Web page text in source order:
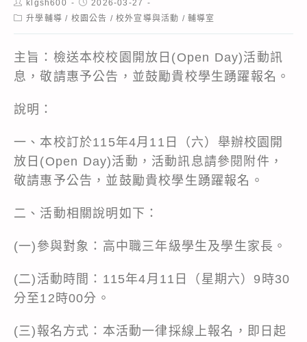
author:
klgsh600
published:
2026-03-27
Post升學輔導 / 校園公告 / 校外宣導與活動 / 輔導室
主旨：檢送本校校園開放日(Open Day)活動訊
息，敬請惠予公告，並鼓勵貴校學生踴躍報名。
說明：
一、本校訂於115年4月11日（六）舉辦校園開
放日(Open Day)活動，活動訊息請參閱附件，
敬請惠予公告，並鼓勵貴校學生踴躍報名。
二、活動相關說明如下：
(一)參與對象：高中職三年級學生及學生家長。
(二)活動時間：115年4月11日（星期六）9時30
分至12時00分。
(三)報名方式：本活動一律採線上報名，即日起